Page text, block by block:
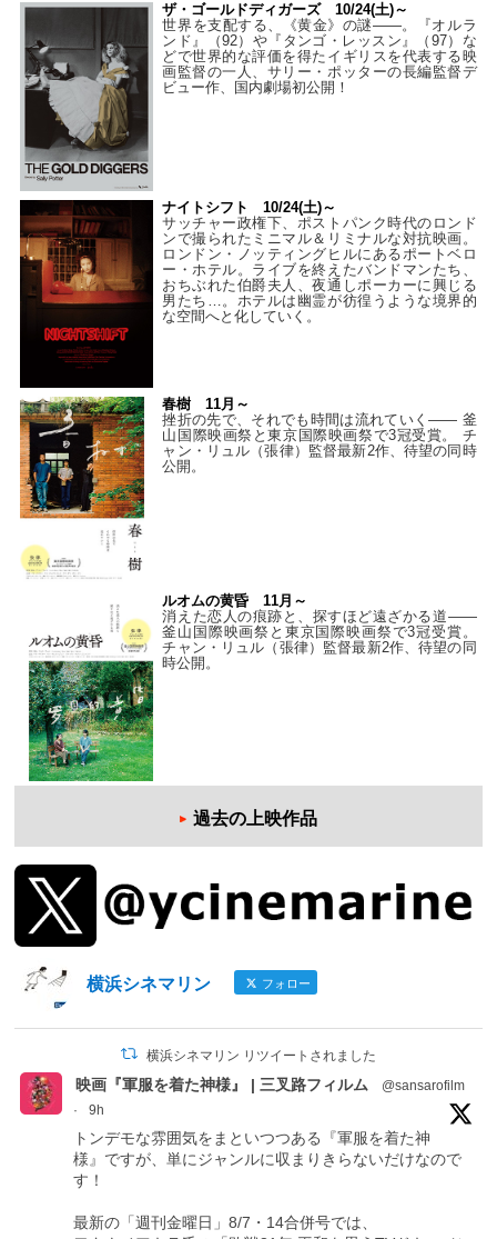
ザ・ゴールドディガーズ 10/24(土)～
世界を支配する、《黄金》の謎――。『オルラ
ンド』（92）や『タンゴ・レッスン』（97）な
どで世界的な評価を得たイギリスを代表する映
画監督の一人、サリー・ポッターの長編監督デ
ビュー作、国内劇場初公開！
ナイトシフト 10/24(土)～
サッチャー政権下、ポストパンク時代のロンド
ンで撮られたミニマル＆リミナルな対抗映画。
ロンドン・ノッティングヒルにあるポートベロ
ー・ホテル。ライブを終えたバンドマンたち、
おちぶれた伯爵夫人、夜通しポーカーに興じる
男たち…。ホテルは幽霊が彷徨うような境界的
な空間へと化していく。
春樹 11月～
挫折の先で、それでも時間は流れていく—— 釜
山国際映画祭と東京国際映画祭で3冠受賞。 チ
ャン・リュル（張律）監督最新2作、待望の同時
公開。
ルオムの黄昏 11月～
消えた恋人の痕跡と、探すほど遠ざかる道——
釜山国際映画祭と東京国際映画祭で3冠受賞。
チャン・リュル（張律）監督最新2作、待望の同
時公開。
過去の上映作品
横浜シネマリン フォロー
横浜シネマリン リツイートされました
映画『軍服を着た神様』 | 三叉路フィルム
@sansarofilm
·
9h
トンデモな雰囲気をまといつつある『軍服を着た神
様』ですが、単にジャンルに収まりきらないだけなので
す！
最新の「週刊金曜日」8/7・14合併号では、